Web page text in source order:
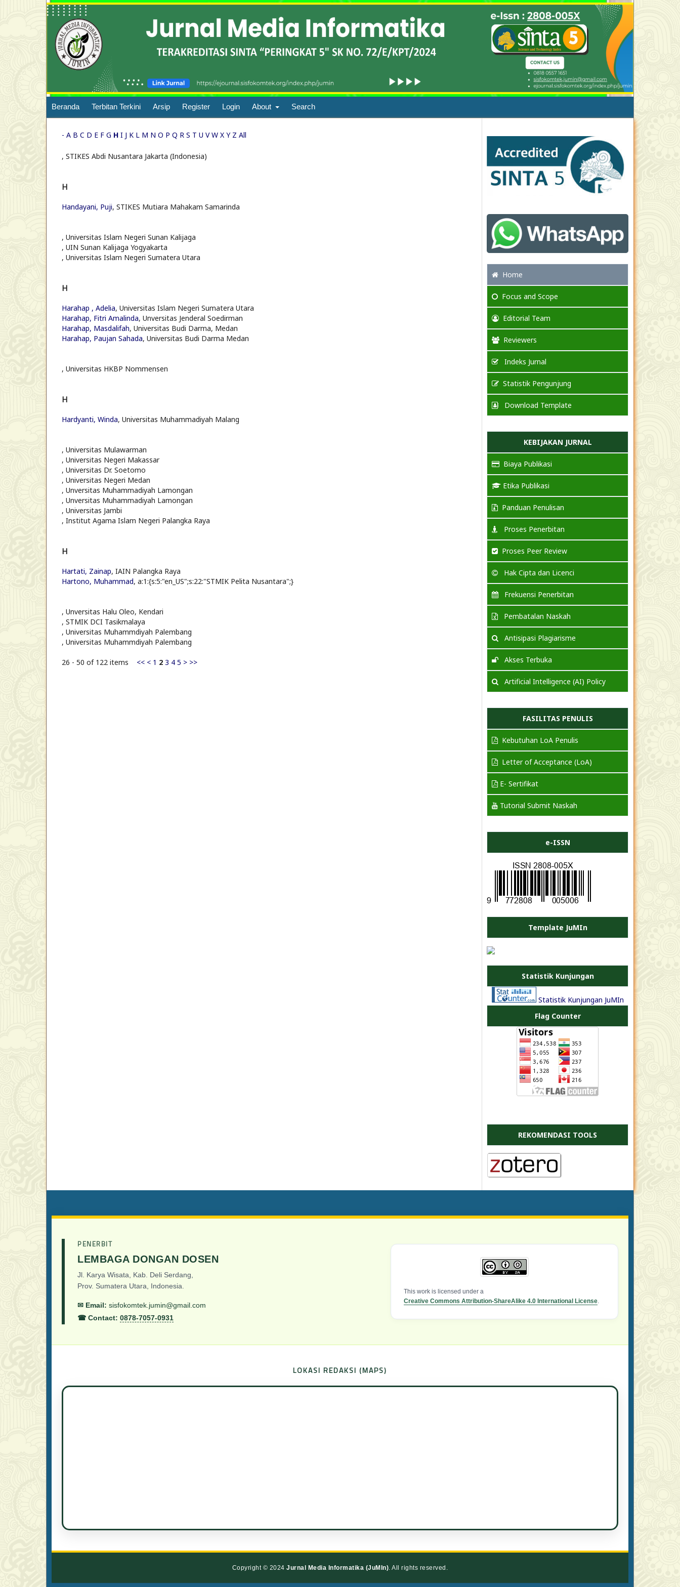
Beranda Terbitan Terkini Arsip Register Login About Search
- A B C D E F G H I J K L M N O P Q R S T U V W X Y Z All
, STIKES Abdi Nusantara Jakarta (Indonesia)
H
Handayani, Puji, STIKES Mutiara Mahakam Samarinda
, Universitas Islam Negeri Sunan Kalijaga
, UIN Sunan Kalijaga Yogyakarta
, Universitas Islam Negeri Sumatera Utara
H
Harahap , Adelia, Universitas Islam Negeri Sumatera Utara
Harahap, Fitri Amalinda, Unversitas Jenderal Soedirman
Harahap, Masdalifah, Universitas Budi Darma, Medan
Harahap, Paujan Sahada, Universitas Budi Darma Medan
, Universitas HKBP Nommensen
H
Hardyanti, Winda, Universitas Muhammadiyah Malang
, Universitas Mulawarman
, Universitas Negeri Makassar
, Universitas Dr. Soetomo
, Universitas Negeri Medan
, Unversitas Muhammadiyah Lamongan
, Unversitas Muhammadiyah Lamongan
, Universitas Jambi
, Institut Agama Islam Negeri Palangka Raya
H
Hartati, Zainap, IAIN Palangka Raya
Hartono, Muhammad, a:1:{s:5:"en_US";s:22:"STMIK Pelita Nusantara";}
, Unversitas Halu Oleo, Kendari
, STMIK DCI Tasikmalaya
, Universitas Muhammdiyah Palembang
, Universitas Muhammdiyah Palembang
26 - 50 of 122 items << < 1 2 3 4 5 > >>
Home
Focus and Scope
Editorial Team
Reviewers
Indeks Jurnal
Statistik Pengunjung
Download Template
KEBIJAKAN JURNAL
Biaya Publikasi
Etika Publikasi
Panduan Penulisan
Proses Penerbitan
Proses Peer Review
Hak Cipta dan Licenci
Frekuensi Penerbitan
Pembatalan Naskah
Antisipasi Plagiarisme
Akses Terbuka
Artificial Intelligence (AI) Policy
FASILITAS PENULIS
Kebutuhan LoA Penulis
Letter of Acceptance (LoA)
E- Sertifikat
Tutorial Submit Naskah
e-ISSN
Template JuMIn
Statistik Kunjungan
Statistik Kunjungan JuMIn
Flag Counter
REKOMENDASI TOOLS
PENERBIT
LEMBAGA DONGAN DOSEN
Jl. Karya Wisata, Kab. Deli Serdang,
Prov. Sumatera Utara, Indonesia.
✉ Email: sisfokomtek.jumin@gmail.com
☎ Contact: 0878-7057-0931
This work is licensed under a
Creative Commons Attribution-ShareAlike 4.0 International License.
LOKASI REDAKSI (MAPS)
Copyright © 2024Jurnal Media Informatika (JuMIn). All rights reserved.